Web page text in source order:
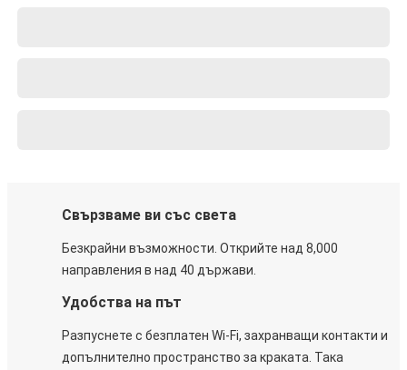
Свързваме ви със света
Безкрайни възможности. Открийте над 8,000
направления в над 40 държави.
Удобства на път
Разпуснете с безплатен Wi-Fi, захранващи контакти и
допълнително пространство за краката. Така